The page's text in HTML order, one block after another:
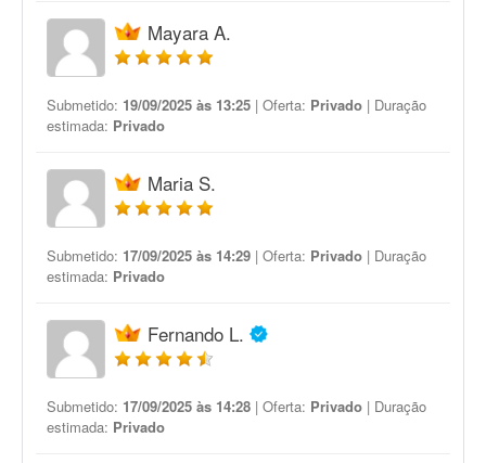
Mayara A.
Submetido: 19/09/2025 às 13:25 | Oferta: Privado | Duração
estimada: Privado
Maria S.
Submetido: 17/09/2025 às 14:29 | Oferta: Privado | Duração
estimada: Privado
Fernando L.
Submetido: 17/09/2025 às 14:28 | Oferta: Privado | Duração
estimada: Privado